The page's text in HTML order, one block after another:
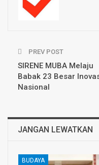
PREV POST
SIRENE MUBA Melaju
Babak 23 Besar
Nasional
JANGAN LEWATKAN
BUDAYA